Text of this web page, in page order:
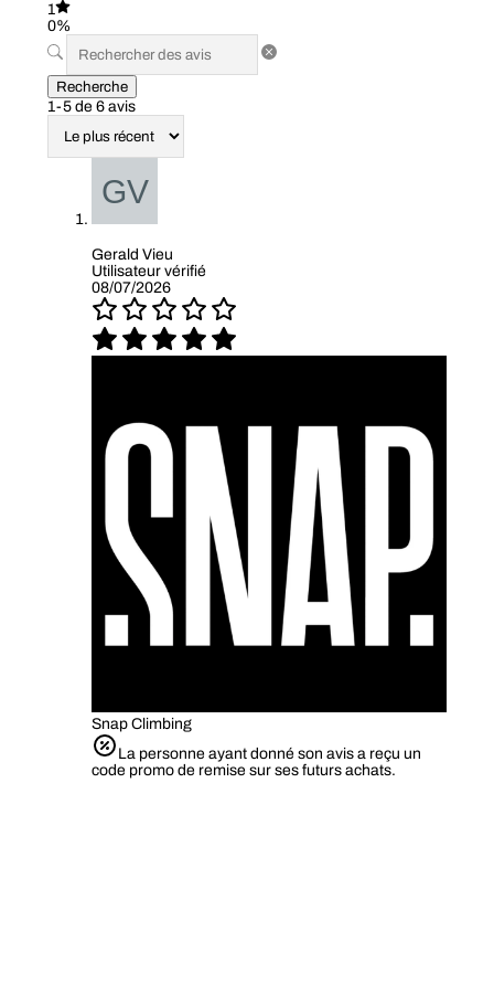
1
0%
Recherche
1-5 de 6 avis
Gerald Vieu
Utilisateur vérifié
08/07/2026
Snap Climbing
La personne ayant donné son avis a reçu un
code promo de remise sur ses futurs achats.